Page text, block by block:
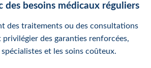
des besoins médicaux réguliers
des traitements ou des consultations
des garanties renforcées,
et les soins coûteux.